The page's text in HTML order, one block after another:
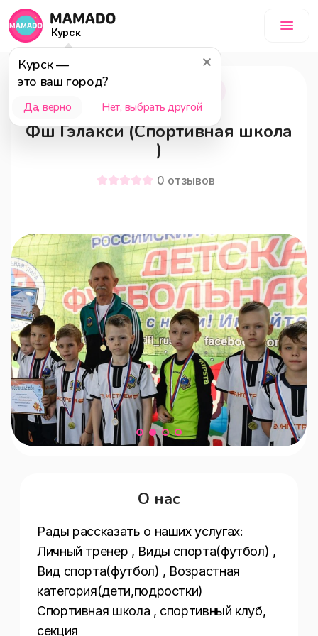
Курск
Курск—
это ваш город?
Да, верно Нет, выбрать другой
Фш Гэлакси (Спортивная школа
)
0 отзывов
О нас
Рады рассказать о наших услугах:
Личный тренер , Виды спорта(футбол) ,
Вид спорта(футбол) , Возрастная
категория(дети,подростки)
Спортивная школа , спортивный клуб,
секция